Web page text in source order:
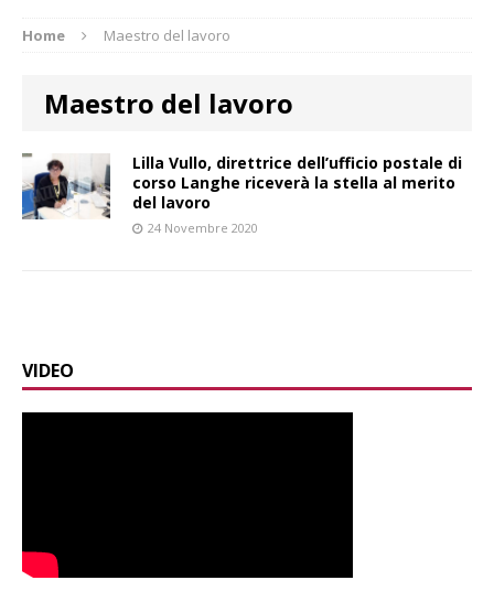
Home Maestro del lavoro
Maestro del lavoro
Lilla Vullo, direttrice dell’ufficio postale di
corso Langhe riceverà la stella al merito
del lavoro
24 Novembre 2020
VIDEO